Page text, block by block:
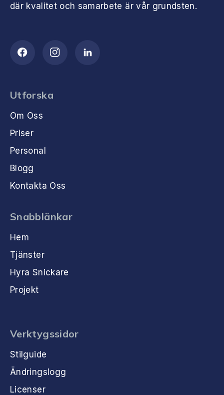
där kvalitet och samarbete är vår grundsten.
Utforska
Om Oss
Priser
Personal
Blogg
Kontakta Oss
Snabblänkar
Hem
Tjänster
Hyra Snickare
Projekt
Verktygssidor
Stilguide
Ändringslogg
Licenser